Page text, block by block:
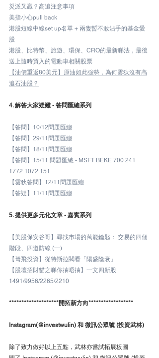
災派又贏？高追注意事項
美指小心pull back
港股短線中線set up名單 + 兩隻暫不敢沾手的基金愛
股
港股、比特幣、旅遊、環保、CRO的最新睇法，最後
送上隨時買入的電動車相關股票
【油價重返80美元】原油如此強勢，為何雲狄沒有高
追石油股？
4. 解答大家疑難 - 答問匯總系列
【答問】10/12問題匯總
【答問】29/11問題匯總
【答問】18/11問題匯總
【答問】15/11 問題匯總 - MSFT BEKE 700 241
1772 1072 151
【雲狄答問】12/11問題匯總
【答疑】11/11問題匯總
5. 提供更多元化文章 - 嘉賓系列
【美股保安谷哥】尋找市場的萬能鑰匙： 交易的四個
階段、四道防線 (一)
【弩飛投資】從特斯拉閥看「陽盛陰衰」
【股壇招財貓之睇你抽唔抽】一文四新股
1491/9956/2265/2210
********************開拓新方向******************
Instagram(@investwulin) 和 微訊公眾號 (投資武林)
除了致力做好以上五點，武林亦嘗試拓展板圖